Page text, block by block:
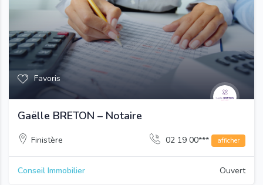
Favoris
Gaëlle BRETON – Notaire
Finistère 02 19 00*** afficher
Conseil Immobilier Ouvert